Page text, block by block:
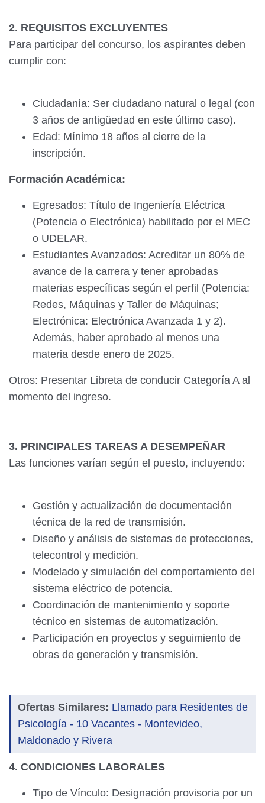
2. REQUISITOS EXCLUYENTES
Para participar del concurso, los aspirantes deben
cumplir con:
Ciudadanía: Ser ciudadano natural o legal (con
3 años de antigüedad en este último caso).
Edad: Mínimo 18 años al cierre de la
inscripción.
Formación Académica:
Egresados: Título de Ingeniería Eléctrica
(Potencia o Electrónica) habilitado por el MEC
o UDELAR.
Estudiantes Avanzados: Acreditar un 80% de
avance de la carrera y tener aprobadas
materias específicas según el perfil (Potencia:
Redes, Máquinas y Taller de Máquinas;
Electrónica: Electrónica Avanzada 1 y 2).
Además, haber aprobado al menos una
materia desde enero de 2025.
Otros: Presentar Libreta de conducir Categoría A al
momento del ingreso.
3. PRINCIPALES TAREAS A DESEMPEÑAR
Las funciones varían según el puesto, incluyendo:
Gestión y actualización de documentación
técnica de la red de transmisión.
Diseño y análisis de sistemas de protecciones,
telecontrol y medición.
Modelado y simulación del comportamiento del
sistema eléctrico de potencia.
Coordinación de mantenimiento y soporte
técnico en sistemas de automatización.
Participación en proyectos y seguimiento de
obras de generación y transmisión.
Ofertas Similares: Llamado para Residentes de
Psicología - 10 Vacantes - Montevideo,
Maldonado y Rivera
4. CONDICIONES LABORALES
Tipo de Vínculo: Designación provisoria por un